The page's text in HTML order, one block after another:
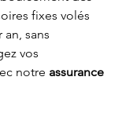
fixes volés
an, sans
vos
notre assurance